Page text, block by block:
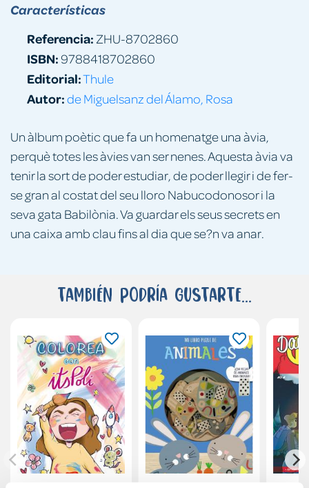
Un àlbum poètic que fa un homenatge una àvia,
perquè totes les àvies van ser nenes. Aquesta àvia va
tenir la sort de poder estudiar, de poder llegir i de fer-
se gran al costat del seu lloro Nabucodonosor i la
seva gata Babilònia. Va guardar els seus secrets en
una caixa amb clau fins al dia que se?n va anar.
Características
Referencia: ZHU-8702860
ISBN:9788418702860
Editorial:Thule
Autor:de Miguelsanz del Álamo, Rosa
También podría gustarte...